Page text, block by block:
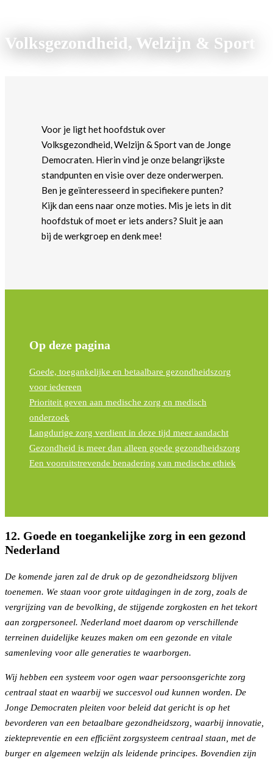
Volksgezondheid, Welzijn & Sport
Voor je ligt het hoofdstuk over
Volksgezondheid, Welzijn & Sport van de Jonge
Democraten. Hierin vind je onze belangrijkste
standpunten en visie over deze onderwerpen.
Ben je geïnteresseerd in specifiekere punten?
Kijk dan eens naar onze moties. Mis je iets in dit
hoofdstuk of moet er iets anders? Sluit je aan
bij de werkgroep en denk mee!
Op deze pagina
Goede, toegankelijke en betaalbare gezondheidszorg
voor iedereen
Prioriteit geven aan medische zorg en medisch
onderzoek
Langdurige zorg verdient in deze tijd meer aandacht
Gezondheid is meer dan alleen goede gezondheidszorg
Een vooruitstrevende benadering van medische ethiek
12. Goede en toegankelijke zorg in een gezond
Nederland
De komende jaren zal de druk op de gezondheidszorg blijven
toenemen. We staan voor grote uitdagingen in de zorg, zoals de
vergrijzing van de bevolking, de stijgende zorgkosten en het tekort
aan zorgpersoneel. Nederland moet daarom op verschillende
terreinen duidelijke keuzes maken om een gezonde en vitale
samenleving voor alle generaties te waarborgen.
Wij hebben een systeem voor ogen waar persoonsgerichte zorg
centraal staat en waarbij we succesvol oud kunnen worden. De
Jonge Democraten pleiten voor beleid dat gericht is op het
bevorderen van een betaalbare gezondheidszorg, waarbij innovatie,
ziektepreventie en een efficiënt zorgsysteem centraal staan, met de
burger en algemeen welzijn als leidende principes. Bovendien zijn